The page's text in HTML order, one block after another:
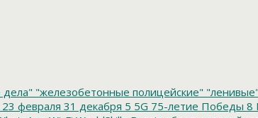
"железобетонные полицейские"
23 февраля 31 декабря 5 5G 75-летие Победы 8